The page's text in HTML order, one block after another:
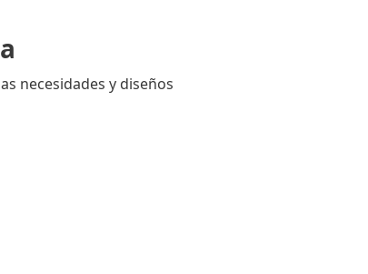
necesidades y diseños